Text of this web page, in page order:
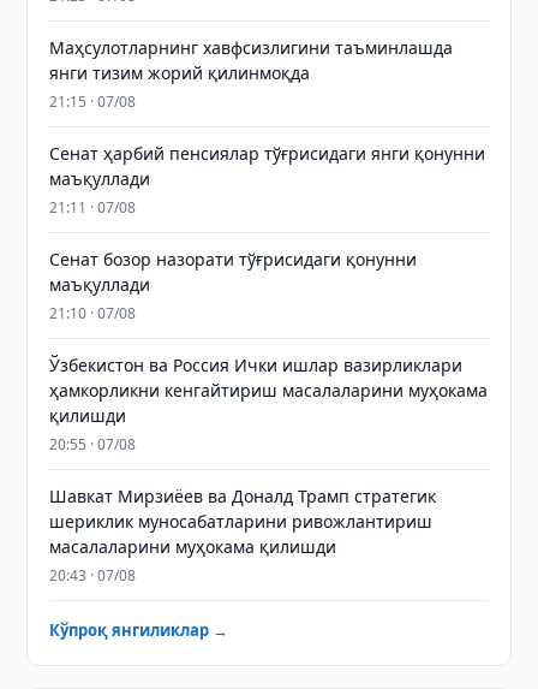
Маҳсулотларнинг хавфсизлигини таъминлашда
янги тизим жорий қилинмоқда
21:15 · 07/08
Сенат ҳарбий пенсиялар тўғрисидаги янги қонунни
маъқуллади
21:11 · 07/08
Сенат бозор назорати тўғрисидаги қонунни
маъқуллади
21:10 · 07/08
Ўзбекистон ва Россия Ички ишлар вазирликлари
ҳамкорликни кенгайтириш масалаларини муҳокама
қилишди
20:55 · 07/08
Шавкат Мирзиёев ва Доналд Трамп стратегик
шериклик муносабатларини ривожлантириш
масалаларини муҳокама қилишди
20:43 · 07/08
Кўпроқ янгиликлар →